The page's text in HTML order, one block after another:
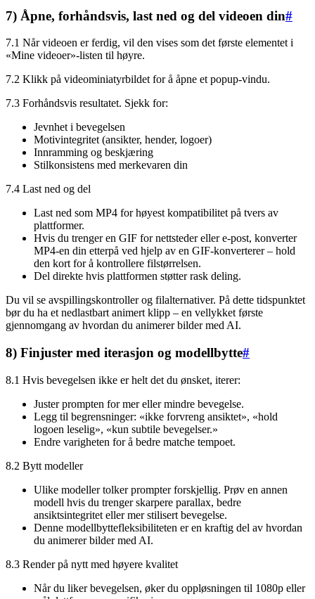
7) Åpne, forhåndsvis, last ned og del videoen din#
7.1 Når videoen er ferdig, vil den vises som det første elementet i
«Mine videoer»-listen til høyre.
7.2 Klikk på videominiatyrbildet for å åpne et popup-vindu.
7.3 Forhåndsvis resultatet. Sjekk for:
Jevnhet i bevegelsen
Motivintegritet (ansikter, hender, logoer)
Innramming og beskjæring
Stilkonsistens med merkevaren din
7.4 Last ned og del
Last ned som MP4 for høyest kompatibilitet på tvers av
plattformer.
Hvis du trenger en GIF for nettsteder eller e-post, konverter
MP4-en din etterpå ved hjelp av en GIF-konverterer – hold
den kort for å kontrollere filstørrelsen.
Del direkte hvis plattformen støtter rask deling.
Du vil se avspillingskontroller og filalternativer. På dette tidspunktet
bør du ha et nedlastbart animert klipp – en vellykket første
gjennomgang av hvordan du animerer bilder med AI.
8) Finjuster med iterasjon og modellbytte#
8.1 Hvis bevegelsen ikke er helt det du ønsket, iterer:
Juster prompten for mer eller mindre bevegelse.
Legg til begrensninger: «ikke forvreng ansiktet», «hold
logoen leselig», «kun subtile bevegelser.»
Endre varigheten for å bedre matche tempoet.
8.2 Bytt modeller
Ulike modeller tolker prompter forskjellig. Prøv en annen
modell hvis du trenger skarpere parallax, bedre
ansiktsintegritet eller mer stilisert bevegelse.
Denne modellbyttefleksibiliteten er en kraftig del av hvordan
du animerer bilder med AI.
8.3 Render på nytt med høyere kvalitet
Når du liker bevegelsen, øker du oppløsningen til 1080p eller